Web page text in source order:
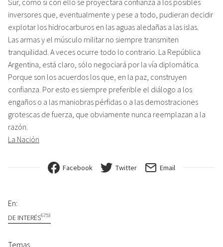
inversores que, eventualmente y pese a todo, pudieran decidir
explotar los hidrocarburos en las aguas aledañas a las islas.
Las armas y el músculo militar no siempre transmiten
tranquilidad. A veces ocurre todo lo contrario. La República
Argentina, está claro, sólo negociará por la vía diplomática.
Porque son los acuerdos los que, en la paz, construyen
confianza. Por esto es siempre preferible el diálogo a los
engaños o a las maniobras pérfidas o a las demostraciones
grotescas de fuerza, que obviamente nunca reemplazan a la
razón.
La Nación
Facebook Twitter Email
En:
DE INTERÉS6753
Temas